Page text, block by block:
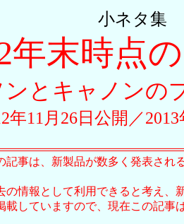
小ネタ集
年末時点
ンとキャノンの
年11月26日公開／
記事は、新製品が数多く発表され
の情報として利用できると考え、
載していますので、現在この記事